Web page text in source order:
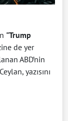
"Trump
de yer
ABD’nin
yazısını